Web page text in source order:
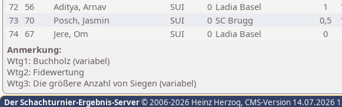
72 56 Aditya, Arnav SUI 0 Ladia Basel 1
73 70 Posch, Jasmin SUI 0 SC Brugg 0,5
74 67 Jere, Om SUI 0 Ladia Basel 0
Anmerkung:
Wtg1: Buchholz (variabel)
Wtg2: Fidewertung
Wtg3: Die größere Anzahl von Siegen (variabel)
Der Schachturnier-Ergebnis-Server© 2006-2026 Heinz Herzog, CMS-Version 14.07.2026